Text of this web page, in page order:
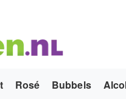
Rosé Bubbels